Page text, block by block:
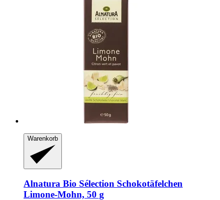
Warenkorb
Alnatura Bio Sélection Schokotäfelchen
Limone-​Mohn, 50 g